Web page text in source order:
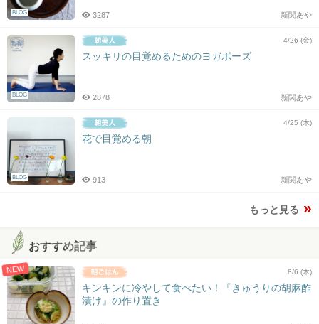
BLOG 新関あや
3287
BLOG
4/26 (金)
スッキリの目覚めるためのヨガポーズ
新関あや
2878
BLOG
4/25 (木)
花で目覚める朝
新関あや
913
もっと見る
おすすめ記事
NEW 8/6 (木)
キンキンに冷やして食べたい！『きゅうりの胡麻酢
漬け』の作り置き